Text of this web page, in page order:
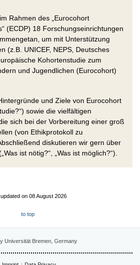
Rahmen des „Eurocohort
(ECDP) 18 Forschungseinrichtungen
um mit Unterstützung
(z.B. UNICEF, NEPS, Deutsches
Kohortenstudie zum
und Jugendlichen (Eurocohort)
und Ziele von Eurocohort
sowie die vielfältigen
sich bei der Vorbereitung einer groß
(von Ethikprotokoll zu
diskutieren wir gern über
ist nötig?“, „Was ist möglich?“).
on 08 August 2026
to top
Universität Bremen, Germany